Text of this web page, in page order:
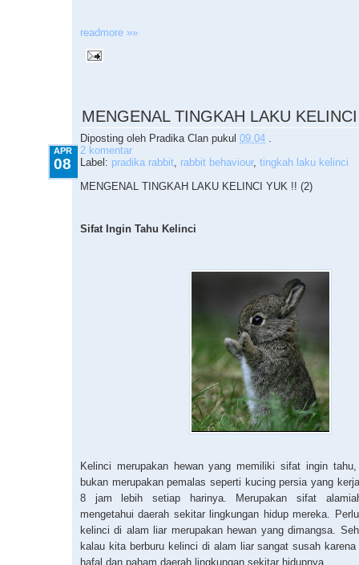
readmore »»
MENGENAL TINGKAH LAKU
Diposting oleh Pradika Clan pukul 09.04 .
APR
08
2 komentar
Label: pradika rabbit, rabbit behaviour, tingkah laku kelinci
MENGENAL TINGKAH LAKU KELINCI YUK !! (2)
Sifat Ingin Tahu Kelinci
Kelinci merupakan hewan yang memiliki sifat ingin
bukan merupakan pemalas seperti kucing persia yang
8 jam lebih setiap harinya. Merupakan sifat
mengetahui daerah sekitar lingkungan hidup mereka.
kelinci di alam liar merupakan hewan yang dimangsa.
kalau kita berburu kelinci di alam liar sangat susah
hafal dan paham daerah lingkungan sekitar hidupnya.